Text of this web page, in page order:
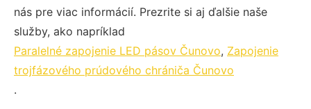
nás pre viac informácií. Prezrite si aj ďalšie naše
služby, ako napríklad
Paralelné zapojenie LED pásov Čunovo, Zapojenie
trojfázového prúdového chrániča Čunovo
.